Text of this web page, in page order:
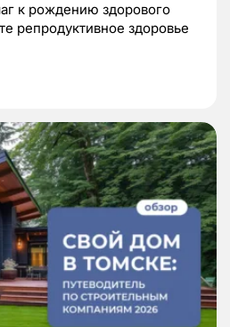
к рождению здорового
репродуктивное здоровье